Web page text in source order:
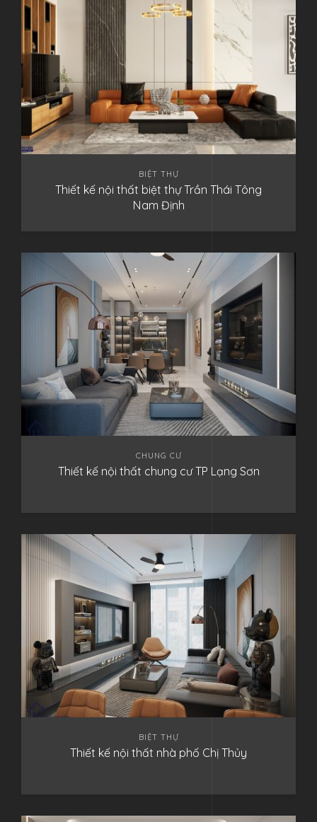
BIỆT THỰ
Thiết kế nội thất biệt thự Trần Thái Tông
Nam Định
CHUNG CƯ
Thiết kế nội thất chung cư TP Lạng Sơn
BIỆT THỰ
Thiết kế nội thất nhà phố Chị Thủy